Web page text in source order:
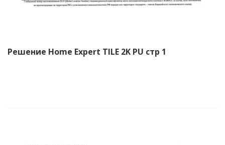
Решение Home Expert TILE 2K PU стр 1